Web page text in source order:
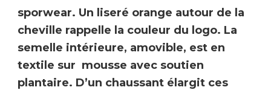
sporwear. Un liseré orange autour de la
cheville rappelle la couleur du logo. La
semelle intérieure, amovible, est en
textile sur mousse avec soutien
plantaire. D’un chaussant élargit ces